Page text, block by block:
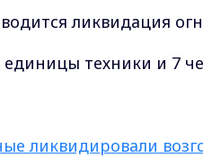
ликвидация
единицы техники и 7
ликвидировали